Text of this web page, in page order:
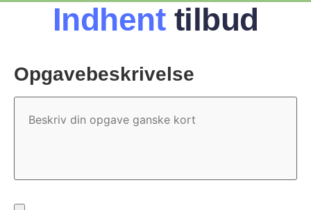
Indhenttilbud
Opgavebeskrivelse
Opgavebeskrivelse
Fil